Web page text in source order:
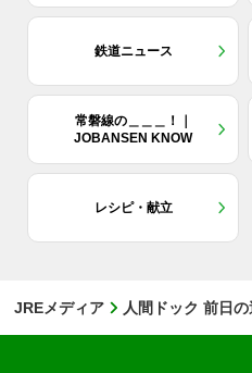
鉄道ニュース
常磐線の＿＿＿！｜
JOBANSEN KNOW
レシピ・献立
JREメディア 人間ドック 前日